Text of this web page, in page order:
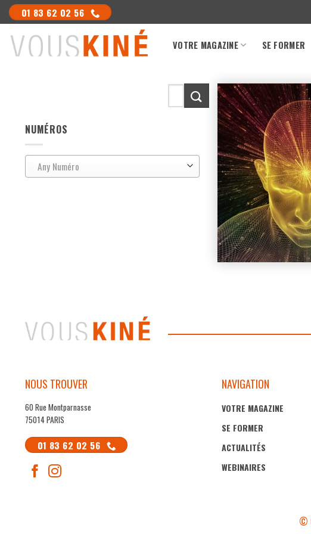
Skip
to
content
01 83 62 02 56
VOTRE MAGAZINE SE FORMER
Search
for:
NUMÉROS
Any Numéro
NOUS TROUVER
60 Rue Montparnasse
75014 PARIS
01 83 62 02 56
NAVIGATION
VOTRE MAGAZINE
SE FORMER
ACTUALITÉS
WEBINAIRES
©